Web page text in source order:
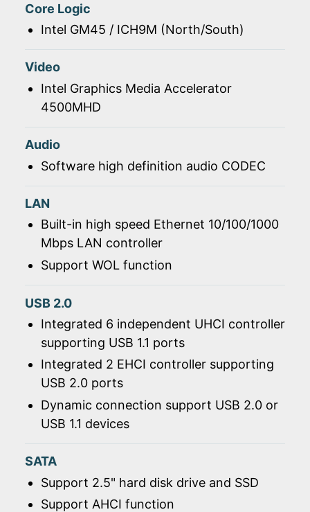
Core Logic
Intel GM45 / ICH9M (North/South)
Video
Intel Graphics Media Accelerator
4500MHD
Audio
Software high definition audio CODEC
LAN
Built-in high speed Ethernet 10/100/1000
Mbps LAN controller
Support WOL function
USB 2.0
Integrated 6 independent UHCI controller
supporting USB 1.1 ports
Integrated 2 EHCI controller supporting
USB 2.0 ports
Dynamic connection support USB 2.0 or
USB 1.1 devices
SATA
Support 2.5" hard disk drive and SSD
Support AHCI function